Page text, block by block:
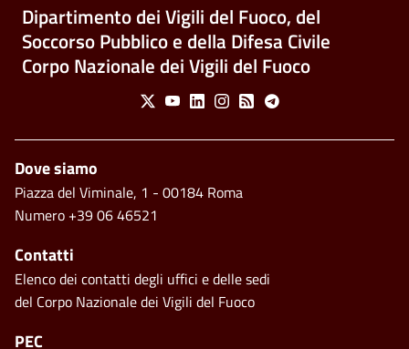
Dipartimento dei Vigili del Fuoco, del
Soccorso Pubblico e della Difesa Civile
Corpo Nazionale dei Vigili del Fuoco
Social Menu
X YoutubeLinkedinInstagram
Feed Telegram
Footer
Dove siamo
Piazza del Viminale, 1 - 00184 Roma
Numero +39 06 46521
Contatti
Elenco dei contatti degli uffici e delle sedi
del Corpo Nazionale dei Vigili del Fuoco
PEC